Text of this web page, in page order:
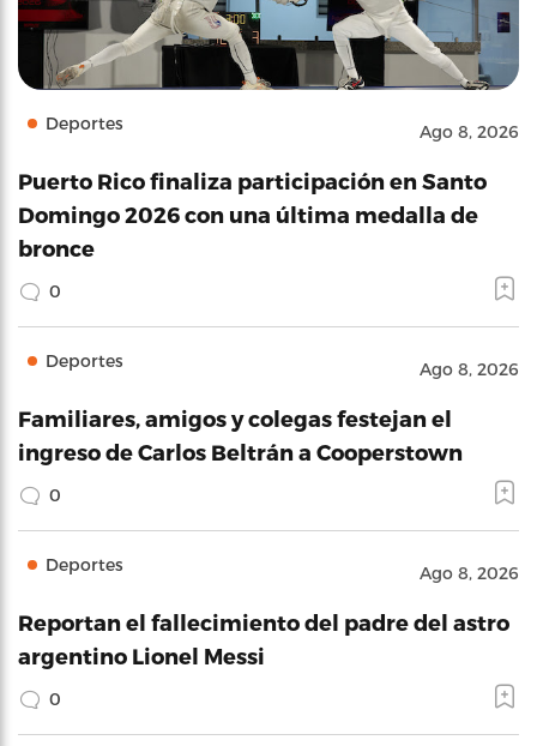
Deportes Ago 8, 2026
Puerto Rico finaliza participación en Santo
Domingo 2026 con una última medalla de
bronce
0
Deportes Ago 8, 2026
Familiares, amigos y colegas festejan el
ingreso de Carlos Beltrán a Cooperstown
0
Deportes Ago 8, 2026
Reportan el fallecimiento del padre del astro
argentino Lionel Messi
0